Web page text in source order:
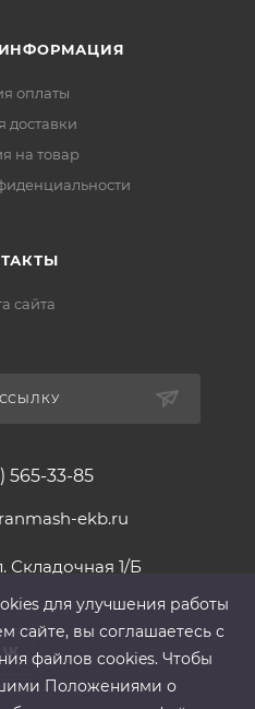
оплаты
доставки
на товар
сайта
565-33-85
ekb.ru
Складочная 1/Б
для улучшения работы
сайте, вы соглашаетесь с
файлов cооkies. Чтобы
Положениями о